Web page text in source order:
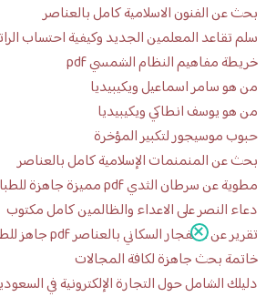
بحث عن الفنون الاسلامية كامل بالعناصر
سلم تقاعد المعلمين الجديد وكيفية احتساب
خريطة مفاهيم النظام الشمسي pdf
من هو سامر اسماعيل ويكيبيديا
من هو يوسف انطاكي ويكيبيديا
حبوب موسيجور لتكبير المؤخرة
بحث عن المنمنمات الإسلامية كامل بالعناصر
مطوية عن سرطان الثدي pdf مميزة جاهزة للطباعة
دعاء النصر على الاعداء والظالمين كامل مكتوب
تقرير عن الانفجار السكاني بالعناصر pdf جاهز للطباعة
خاتمة بحث جاهزة لكافة المجالات
دليلك الشامل حول التجارة الإلكترونية في